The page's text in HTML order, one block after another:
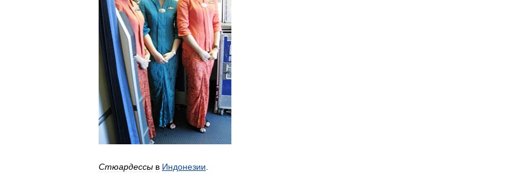
Стюардессы в Индонезии